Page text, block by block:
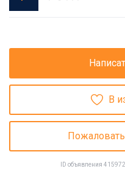
В
ID объявления